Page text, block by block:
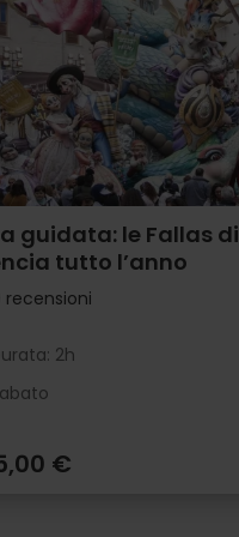
guidata: le Fallas di
tutto l’anno
recensioni
2h
€